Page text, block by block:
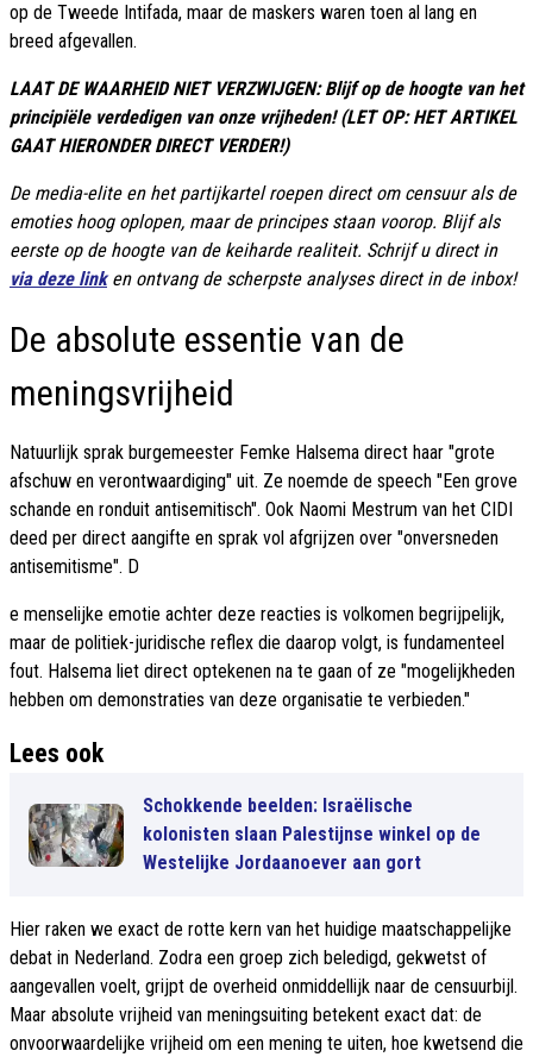
op de Tweede Intifada, maar de maskers waren toen al lang en
breed afgevallen.
LAAT DE WAARHEID NIET VERZWIJGEN: Blijf op de hoogte van het
principiële verdedigen van onze vrijheden! (LET OP: HET ARTIKEL
GAAT HIERONDER DIRECT VERDER!)
De media-elite en het partijkartel roepen direct om censuur als de
emoties hoog oplopen, maar de principes staan voorop. Blijf als
eerste op de hoogte van de keiharde realiteit. Schrijf u direct in
via deze linken ontvang de scherpste analyses direct in de inbox!
De absolute essentie van de
meningsvrijheid
Natuurlijk sprak burgemeester Femke Halsema direct haar "grote
afschuw en verontwaardiging" uit. Ze noemde de speech "Een grove
schande en ronduit antisemitisch". Ook Naomi Mestrum van het CIDI
deed per direct aangifte en sprak vol afgrijzen over "onversneden
antisemitisme". D
e menselijke emotie achter deze reacties is volkomen begrijpelijk,
maar de politiek-juridische reflex die daarop volgt, is fundamenteel
fout. Halsema liet direct optekenen na te gaan of ze "mogelijkheden
hebben om demonstraties van deze organisatie te verbieden."
Lees ook
Schokkende beelden: Israëlische
kolonisten slaan Palestijnse winkel op de
Westelijke Jordaanoever aan gort
Hier raken we exact de rotte kern van het huidige maatschappelijke
debat in Nederland. Zodra een groep zich beledigd, gekwetst of
aangevallen voelt, grijpt de overheid onmiddellijk naar de censuurbijl.
Maar absolute vrijheid van meningsuiting betekent exact dat: de
onvoorwaardelijke vrijheid om een mening te uiten, hoe kwetsend die